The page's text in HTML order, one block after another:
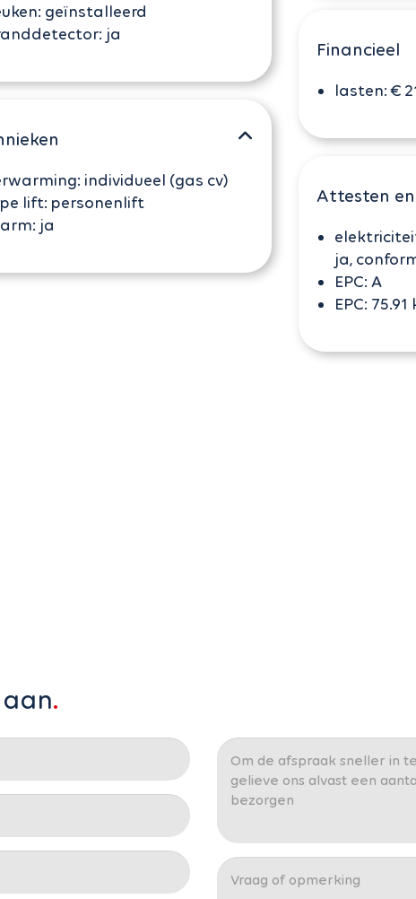
geïnstalleerd
ja
Financieel
lasten:€
individueel (gas cv)
lift: personenlift
ja
Attesten
ja,
EPC: A
EPC: